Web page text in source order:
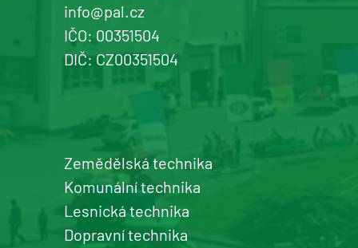
info@pal.cz
IČO: 00351504
DIČ: CZ00351504
Zemědělská technika
Komunální technika
Lesnická technika
Dopravní technika